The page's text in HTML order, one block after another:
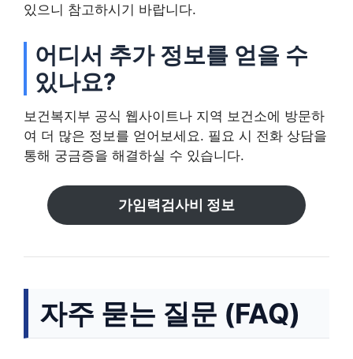
있으니 참고하시기 바랍니다.
어디서 추가 정보를 얻을 수
있나요?
보건복지부 공식 웹사이트나 지역 보건소에 방문하
여 더 많은 정보를 얻어보세요. 필요 시 전화 상담을
통해 궁금증을 해결하실 수 있습니다.
가임력검사비 정보
자주 묻는 질문 (FAQ)